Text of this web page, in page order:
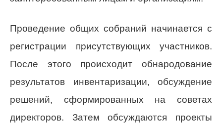
Проведение общих собраний начинается с
регистрации присутствующих участников.
После этого происходит обнародование
результатов инвентаризации, обсуждение
решений, сформированных на советах
директоров. Затем обсуждаются проекты